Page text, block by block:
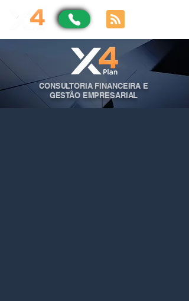
CONSULTORIA FINANCEIRA E
GESTÃO EMPRESARIAL